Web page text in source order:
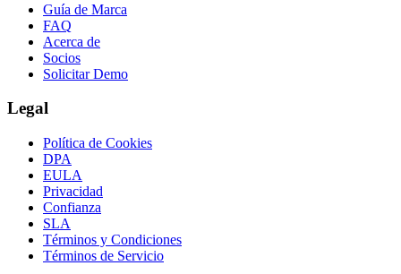
Guía de Marca
FAQ
Acerca de
Socios
Solicitar Demo
Legal
Política de Cookies
DPA
EULA
Privacidad
Confianza
SLA
Términos y Condiciones
Términos de Servicio